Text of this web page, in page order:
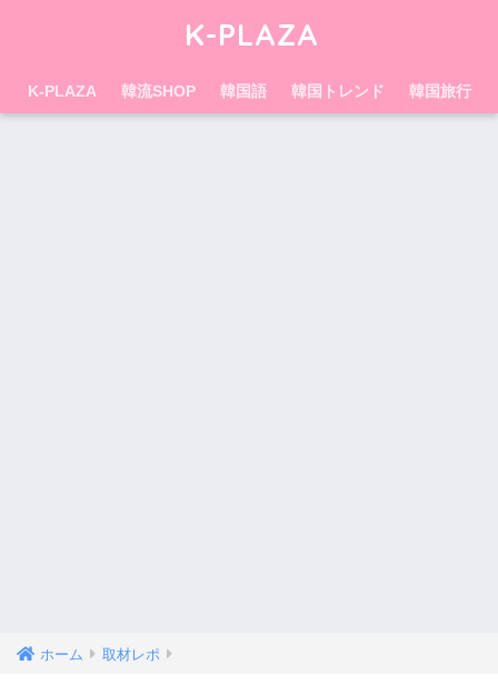
K-PLAZA
K-PLAZA 韓流SHOP 韓国語 韓国トレンド 韓国旅行
ホーム 取材レポ